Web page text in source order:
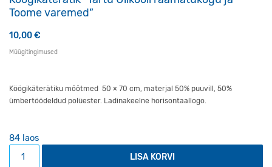
Toome varemed”
10,00€
Müügitingimused
Köögikäterätiku mõõtmed 50 × 70 cm, materjal 50% puuvill, 50%
ümbertöödeldud polüester. Ladinakeelne horisontaallogo.
84 laos
Köögikäterätik "Tartu Ülikooli raamatukogu ja Toome
LISA KORVI